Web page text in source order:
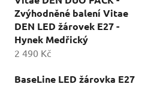
Zvýhodněné balení Vitae
DEN LED žárovek E27 -
Hynek Medřický
2 490 Kč
BaseLine LED žárovka E27